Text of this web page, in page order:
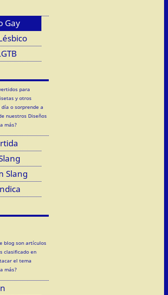
Gay
para
y otros
o sorprende a
nuestros Diseños
más?
Slang
blog son artículos
clasificado en
el tema
más?